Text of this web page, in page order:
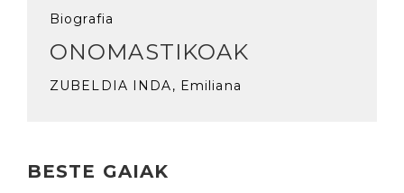
Biografia
ONOMASTIKOAK
ZUBELDIA INDA, Emiliana
BESTE GAIAK